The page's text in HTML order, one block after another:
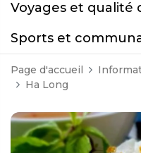
Voyages et qualité
Sports et
Page d'accueil
Ha Long